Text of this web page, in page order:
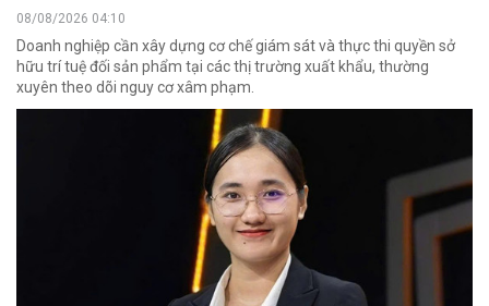
08/08/2026 04:10
Doanh nghiệp cần xây dựng cơ chế giám sát và thực thi quyền sở
hữu trí tuệ đối sản phẩm tại các thị trường xuất khẩu, thường
xuyên theo dõi nguy cơ xâm phạm.